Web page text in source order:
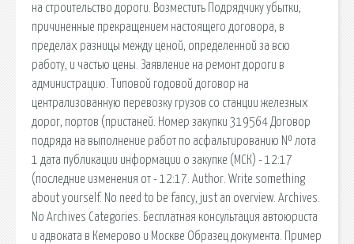
на строительство дороги. Возместить Подрядчику убытки,
причиненные прекращением настоящего договора, в
пределах разницы между ценой, определенной за всю
работу, и частью цены. Заявление на ремонт дороги в
администрацию. Типовой годовой договор на
централизованную перевозку грузов со станции железных
дорог, портов (пристаней. Номер закупки 319564 Договор
подряда на выполнение работ по асфальтированию № лота
1 дата публикации информации о закупке (МСК) - 12:17
(последние изменения от - 12:17. Author. Write something
about yourself. No need to be fancy, just an overview. Archives.
No Archives Categories. Бесплатная консультация автоюриста
и адвоката в Кемерово и Москве Образец документа. Пример